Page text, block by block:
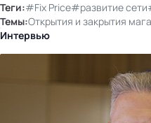
Теги:#Fix Price#развитие сети
Темы:Открытия и закрытия
Интервью